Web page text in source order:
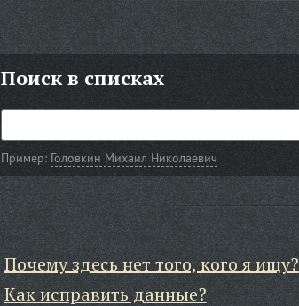
Поиск в списках
Пример: Головкин Михаил Николаевич
Почему здесь нет того, кого я ищу?
Как исправить данные?